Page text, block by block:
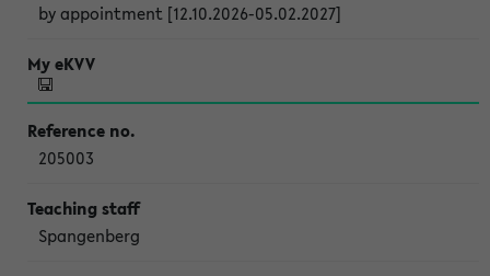
by appointment [12.10.2026-05.02.2027]
205003
Spangenberg